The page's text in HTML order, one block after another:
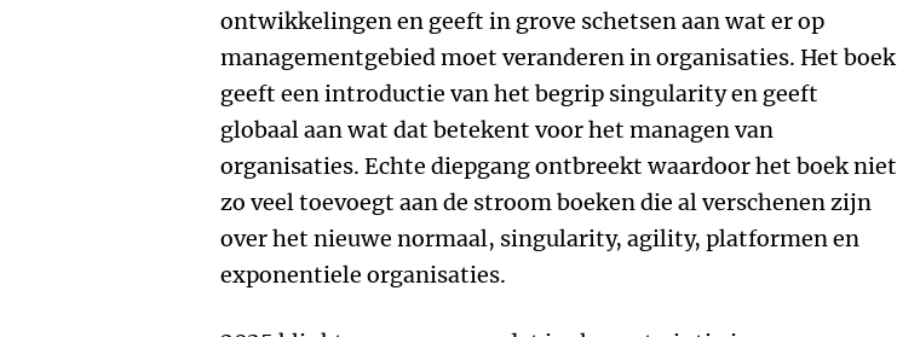
ontwikkelingen en geeft in grove schetsen aan wat er op
managementgebied moet veranderen in organisaties. Het boek
geeft een introductie van het begrip singularity en geeft
globaal aan wat dat betekent voor het managen van
organisaties. Echte diepgang ontbreekt waardoor het boek niet
zo veel toevoegt aan de stroom boeken die al verschenen zijn
over het nieuwe normaal, singularity, agility, platformen en
exponentiele organisaties.